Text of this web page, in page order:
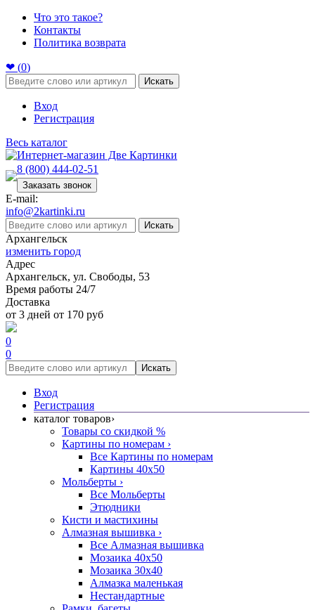
Что это такое?
Контакты
Политика возврата
❤ (0)
Искать
Вход
Регистрация
Весь каталог
8 (800) 444-02-51
Заказать звонок
E-mail:
info@2kartinki.ru
Искать
Архангельск
изменить город
Адрес
Архангельск, ул. Свободы, 53
Время работы 24/7
Доставка
от 3 дней от 170 руб
0
0
Искать
Вход
Регистрация
каталог товаров›
Товары со скидкой %
Картины по номерам ›
Все Картины по номерам
Картины 40x50
Мольберты ›
Все Мольберты
Этюдники
Кисти и мастихины
Алмазная вышивка ›
Все Алмазная вышивка
Мозаика 40x50
Мозаика 30x40
Алмазка маленькая
Нестандартные